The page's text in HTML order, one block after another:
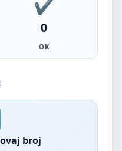
0
OK
broj